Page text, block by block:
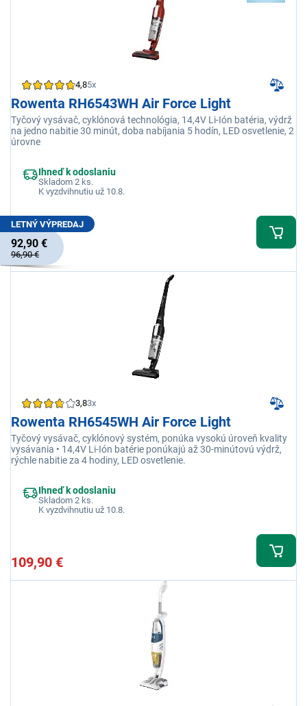
4,85x
Rowenta RH6543WH Air Force Light
Tyčový vysávač, cyklónová technológia, 14,4V Li-Ión batéria, výdrž
na jedno nabitie 30 minút, doba nabíjania 5 hodín, LED osvetlenie, 2
úrovne
Ihneď k odoslaniu
Skladom 2 ks.
K vyzdvihnutiu už 10.8.
LETNÝ VÝPREDAJ
92,90 €
96,90 €
3,83x
Rowenta RH6545WH Air Force Light
Tyčový vysávač, cyklónový systém, ponúka vysokú úroveň kvality
vysávania • 14,4V Li-Ión batérie ponúkajú až 30-minútovú výdrž,
rýchle nabitie za 4 hodiny, LED osvetlenie.
Ihneď k odoslaniu
Skladom 2 ks.
K vyzdvihnutiu už 10.8.
109,90 €